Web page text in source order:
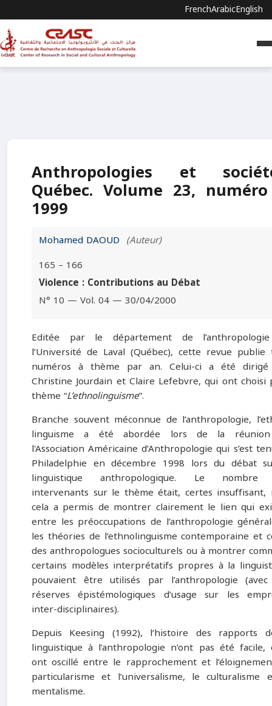
FrenchArabicEnglish
Anthropologies et
Québec. Volume 23,
1999
Mohamed DAOUD (Auteur)
165 – 166
Violence : Contributions au Débat
N° 10 — Vol. 04 — 30/04/2000
Editée par le département de
l’Université de Laval (Québec), cette revue publie
numéros à thème par an. Celui-ci a été
Christine Jourdain et Claire Lefebvre, qui ont choisi
thème “L’ethnolinguisme”.
Branche souvent méconnue de l’anthropologie,
linguisme a été abordée lors de la
l'Association Américaine d’Anthropologie qui s’est
Philadelphie en décembre 1998 lors du débat
linguistique anthropologique. Le nombre
intervenants sur le thème était, certes insuffisant,
cela a permis de montrer clairement le lien qui
entre les préoccupations de l’anthropologie
les théories de l’ethnolinguisme contemporaine et
des anthropologues socioculturels ou à montrer
certains modèles interprétatifs propres à la
pouvaient être utilisés par l’anthropologie
réserves épistémologiques d’usage sur les
inter-disciplinaires).
Depuis Keesing (1992), l’histoire des rapports
linguistique à l’anthropologie n’ont pas été facile,
ont oscillé entre le rapprochement et
particularisme et l’universalisme, le culturalisme
mentalisme.